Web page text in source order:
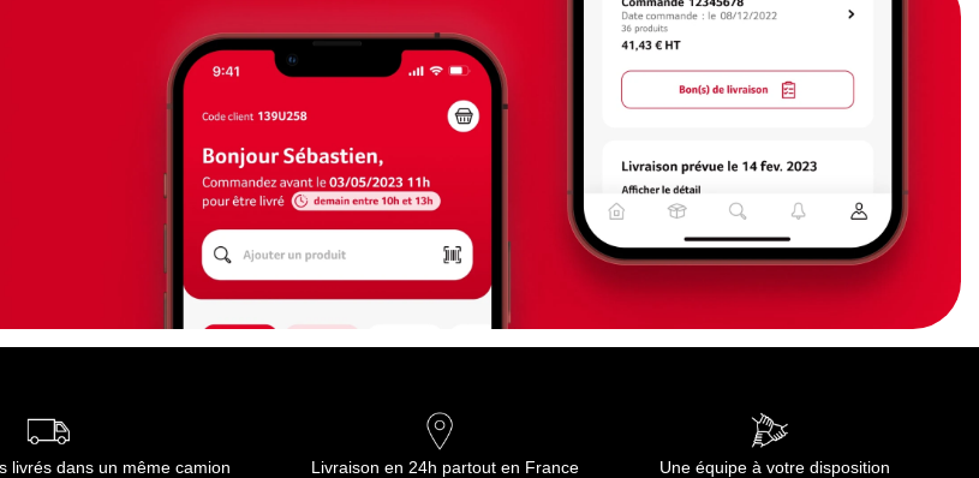
livrés dans un même camion Livraison en 24h partout en France Une équipe à votre disposition